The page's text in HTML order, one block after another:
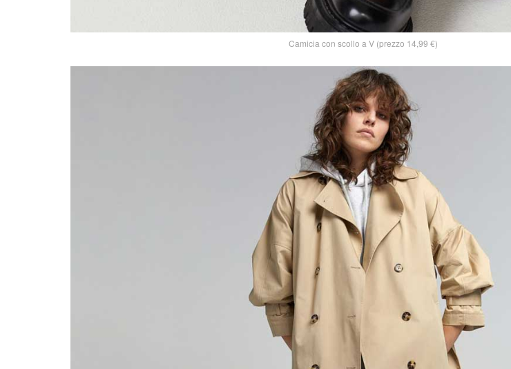
Camicia con scollo a V (prezzo 14,99 €)